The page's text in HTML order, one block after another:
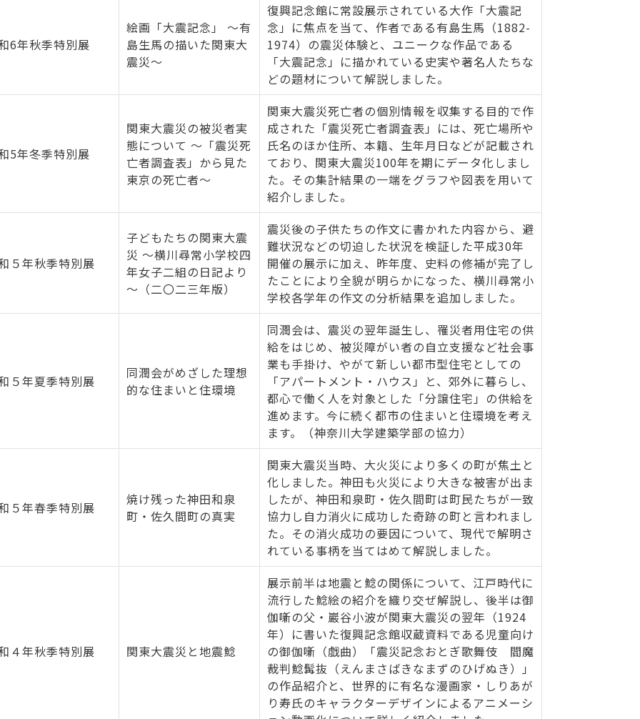
6年秋季特別展
絵画「大震記念」 ～有
島生馬の描いた関東大
震災～
復興記念館に常設展示されている大作「大震記
念」に焦点を当て、作者である有島生馬（1882-
1974）の震災体験と、ユニークな作品である
「大震記念」に描かれている史実や著名人たちな
どの題材について解説しました。
5年冬季特別展
関東大震災の被災者実
態について ～「震災死
亡者調査表」から見た
東京の死亡者～
関東大震災死亡者の個別情報を収集する目的で作
成された「震災死亡者調査表」には、死亡場所や
氏名のほか住所、本籍、生年月日などが記載され
ており、関東大震災100年を期にデータ化しまし
た。その集計結果の一端をグラフや図表を用いて
紹介しました。
５年秋季特別展
子どもたちの関東大震
災 ～横川尋常小学校四
年女子二組の日記より
～（二〇二三年版）
震災後の子供たちの作文に書かれた内容から、避
難状況などの切迫した状況を検証した平成30年
開催の展示に加え、昨年度、史料の修補が完了し
たことにより全貌が明らかになった、横川尋常小
学校各学年の作文の分析結果を追加しました。
５年夏季特別展
同潤会がめざした理想
的な住まいと住環境
同潤会は、震災の翌年誕生し、罹災者用住宅の供
給をはじめ、被災障がい者の自立支援など社会事
業も手掛け、やがて新しい都市型住宅としての
「アパートメント・ハウス」と、郊外に暮らし、
都心で働く人を対象とした「分譲住宅」の供給を
進めます。今に続く都市の住まいと住環境を考え
ます。（神奈川大学建築学部の協力）
５年春季特別展
焼け残った神田和泉
町・佐久間町の真実
関東大震災当時、大火災により多くの町が焦土と
化しました。神田も火災により大きな被害が出ま
したが、神田和泉町・佐久間町は町民たちが一致
協力し自力消火に成功した奇跡の町と言われまし
た。その消火成功の要因について、現代で解明さ
れている事柄を当てはめて解説しました。
４年秋季特別展 関東大震災と地震鯰
展示前半は地震と鯰の関係について、江戸時代に
流行した鯰絵の紹介を織り交ぜ解説し、後半は御
伽噺の父・巖谷小波が関東大震災の翌年（1924
年）に書いた復興記念館収蔵資料である児童向け
の御伽噺（戯曲）「震災記念おとぎ歌舞伎 閻魔
裁判鯰髯抜（えんまさばきなまずのひげぬき）」
の作品紹介と、世界的に有名な漫画家・しりあが
り寿氏のキャラクターデザインによるアニメーシ